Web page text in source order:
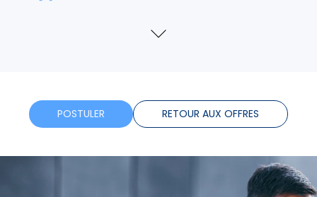
Telephone
Voir
POSTULER RETOUR AUX OFFRES